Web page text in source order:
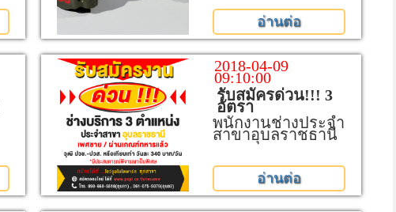
อ่านต่อ
2018-04-09
09:10:00
รับสมัครด่วน!!! 3
อัตรา
พนักงานช่างประจำ
สาขาอุบลราชธานี
อ่านต่อ